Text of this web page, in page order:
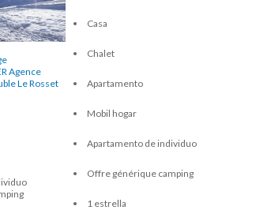
Agence
Le Rosset
Casa
Chalet
Apartamento
Mobil hogar
Apartamento de individuo
Offre générique camping
1 estrella